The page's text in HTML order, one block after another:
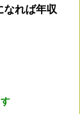
なれば年収